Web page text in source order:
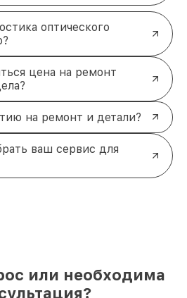
оптического
цена на ремонт
на ремонт и детали?
ваш сервис для
или необходима